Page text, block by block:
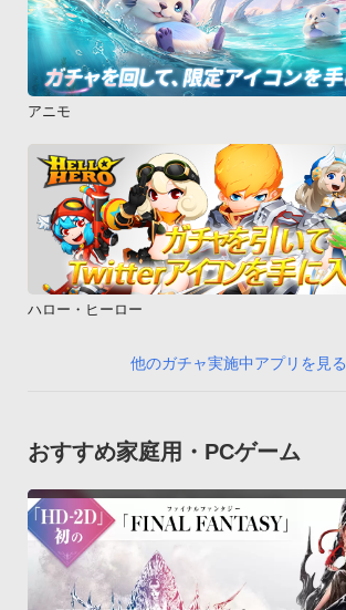
アニモ
ハロー・ヒーロー
他のガチャ実施中アプリを見る
おすすめ家庭用・PCゲーム